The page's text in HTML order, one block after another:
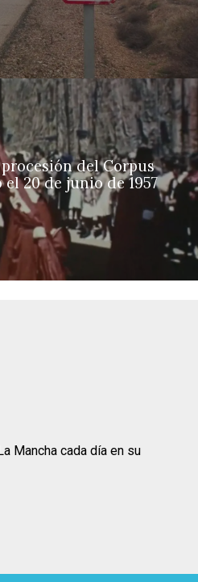
del Corpus
20 de junio de 1957
Mancha cada día en su